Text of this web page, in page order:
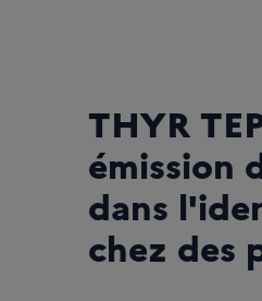
THYR
émission
dans
chez des